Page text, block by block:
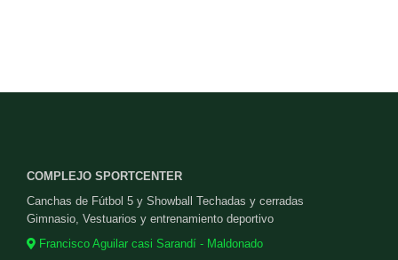
COMPLEJO SPORTCENTER
Canchas de Fútbol 5 y Showball Techadas y cerradas
Gimnasio, Vestuarios y entrenamiento deportivo
Francisco Aguilar casi Sarandí - Maldonado